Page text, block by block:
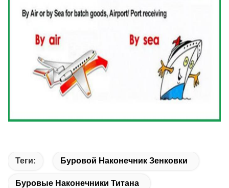
Теги: Буровой Наконечник Зенковки
Буровые Наконечники Титана